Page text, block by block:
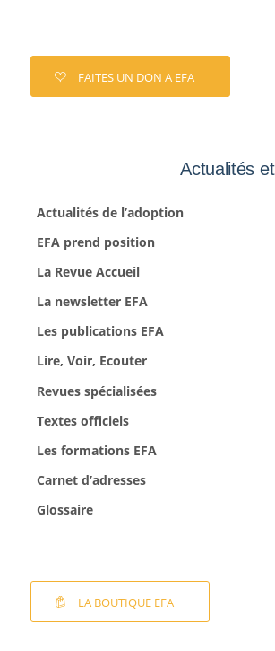
FAITES UN DON A EFA
Actualités
Actualités de l’adoption
EFA prend position
La Revue Accueil
La newsletter EFA
Les publications EFA
Lire, Voir, Ecouter
Revues spécialisées
Textes officiels
Les formations EFA
Carnet d’adresses
Glossaire
LA BOUTIQUE EFA